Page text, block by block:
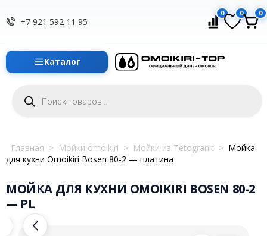
+7 921 592 11 95
0 0 0
Каталог
товаров
Главная > Мойки omoikiri > Мойки из Tetogranit > Мойка
для кухни Omoikiri Bosen 80-2 — платина
МОЙКА ДЛЯ КУХНИ OMOIKIRI BOSEN 80-2
— PL